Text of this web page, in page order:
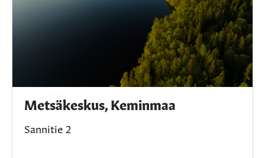
Metsäkeskus, Keminmaa
Sannitie 2